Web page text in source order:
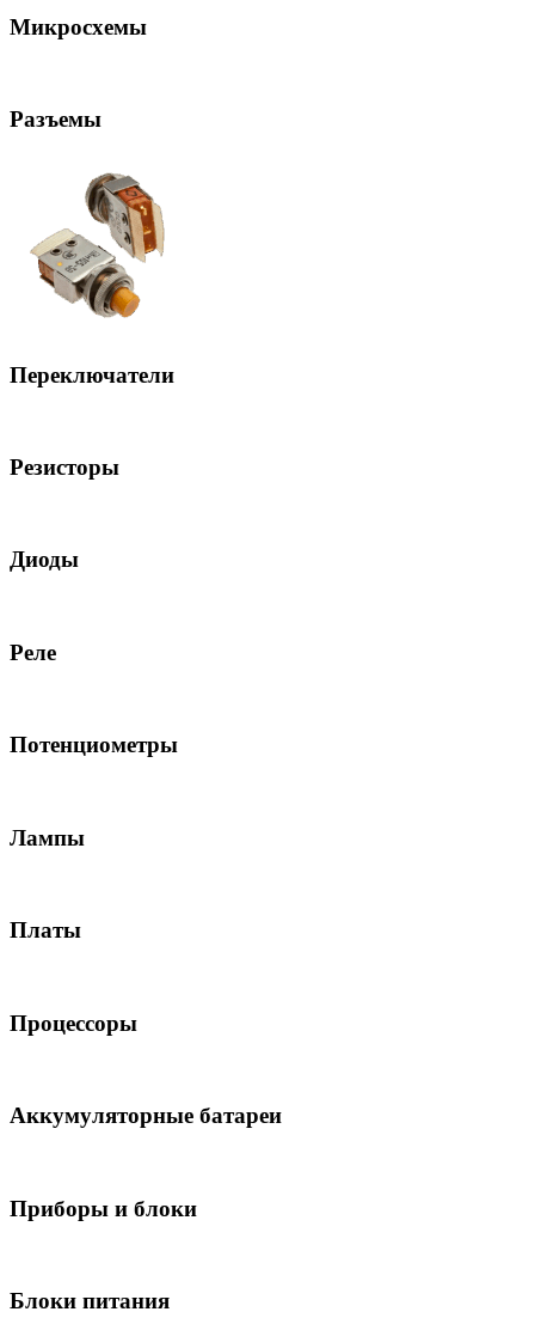
Микросхемы
Разъемы
Переключатели
Резисторы
Диоды
Реле
Потенциометры
Лампы
Платы
Процессоры
Аккумуляторные батареи
Приборы и блоки
Блоки питания